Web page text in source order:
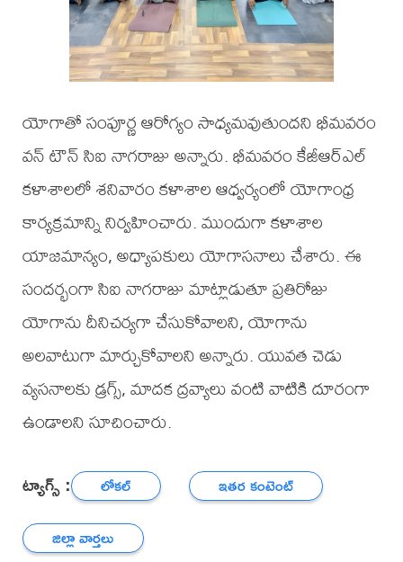
యోగాతో సంపూర్ణ ఆరోగ్యం సాధ్యమవుతుందని భీమవరం
వన్ టౌన్ సిఐ నాగరాజు అన్నారు. భీమవరం కేజీఆర్ఎల్
కళాశాలలో శనివారం కళాశాల ఆధ్వర్యంలో యోగాంధ్ర
కార్యక్రమాన్ని నిర్వహించారు. ముందుగా కళాశాల
యాజమాన్యం, అధ్యాపకులు యోగాసనాలు చేశారు. ఈ
సందర్భంగా సిఐ నాగరాజు మాట్లాడుతూ ప్రతిరోజు
యోగాను దీనిచర్యగా చేసుకోవాలని, యోగాను
అలవాటుగా మార్చుకోవాలని అన్నారు. యువత చెడు
వ్యసనాలకు డ్రగ్స్, మాదక ద్రవ్యాలు వంటి వాటికి దూరంగా
ఉండాలని సూచించారు.
ట్యాగ్స్ : లోకల్
ఇతర కంటెంట్
జిల్లా వార్తలు